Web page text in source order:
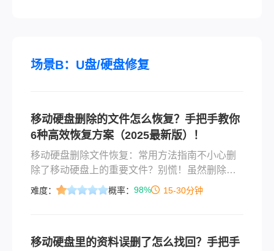
多数情况下，文件都能被成功找回。今天，我们
场景B：U盘/硬盘修复
移动硬盘删除的文件怎么恢复？手把手教你
6种高效恢复方案（2025最新版）！
移动硬盘删除文件恢复：常用方法指南不小心删
除了移动硬盘上的重要文件？别慌！虽然删除后
文件看似消失，但只要硬盘没有严重物理损坏，
为“可用”，实际数据仍存在。继续写入新数据（包
难度： 概率： 98% 15-30分钟
移动硬盘里的资料误删了怎么找回？手把手